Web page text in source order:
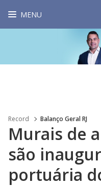
MENU
Record Balanço Geral RJ
Murais de
são
portuária